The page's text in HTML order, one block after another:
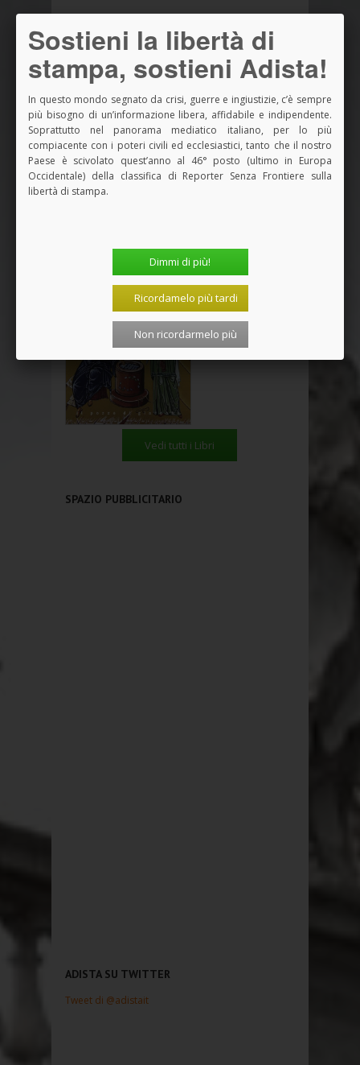
NOVITÀ ADISTA LIBRI
Vedi tutti i Libri
SPAZIO PUBBLICITARIO
ADISTA SU TWITTER
Tweet di @adistait
Sostieni la libertà di
stampa, sostieni Adista!
In questo mondo segnato da crisi, guerre e ingiustizie, c’è sempre
più bisogno di un’informazione libera, affidabile e indipendente.
Soprattutto nel panorama mediatico italiano, per lo più
compiacente con i poteri civili ed ecclesiastici, tanto che il nostro
Paese è scivolato quest’anno al 46° posto (ultimo in Europa
Occidentale) della classifica di Reporter Senza Frontiere sulla
libertà di stampa.
Dimmi di più!
Ricordamelo più tardi
Non ricordarmelo più